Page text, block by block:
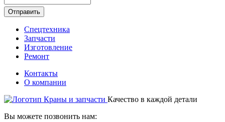
Отправить
Спецтехника
Запчасти
Изготовление
Ремонт
Контакты
О компании
Качество в каждой детали
Вы можете позвонить нам: